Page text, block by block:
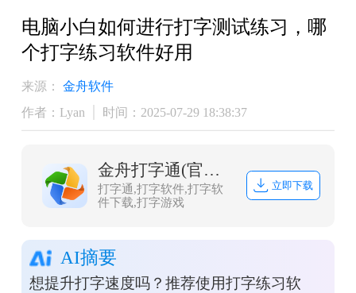
电脑小白如何进行打字测试练习，哪
个打字练习软件好用
来源：
金舟软件
作者：Lyan
时间：2025-07-29 18:38:37
金舟打字通(官方版)
打字通,打字软件,打字软
件下载,打字游戏
立即下载
AI摘要
想提升打字速度吗？推荐使用打字练习软